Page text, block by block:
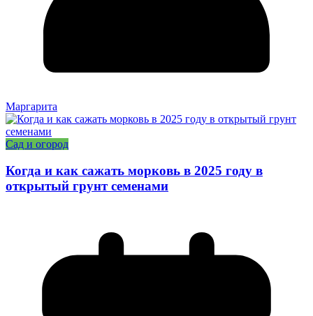
Маргарита
Сад и огород
Когда и как сажать морковь в 2025 году в
открытый грунт семенами